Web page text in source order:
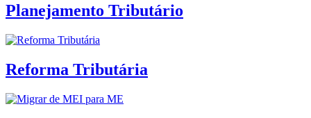
Planejamento Tributário
Reforma Tributária